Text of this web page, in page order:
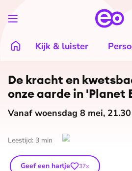
Kijk & luister
De kracht en
onze aarde in 'Planet
Vanaf woensdag 8 mei,
Leestijd: 3 min
Geef een hartje 37x